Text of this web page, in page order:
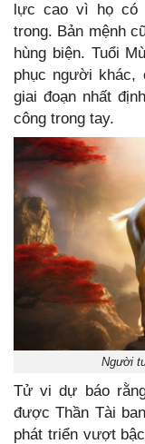
lực cao vì họ có
trong. Bản mệnh
hùng biện. Tuổi
phục người khác,
giai đoạn nhất
công trong tay.
Người
Tử vi dự báo
được Thần Tài
phát triển vượt